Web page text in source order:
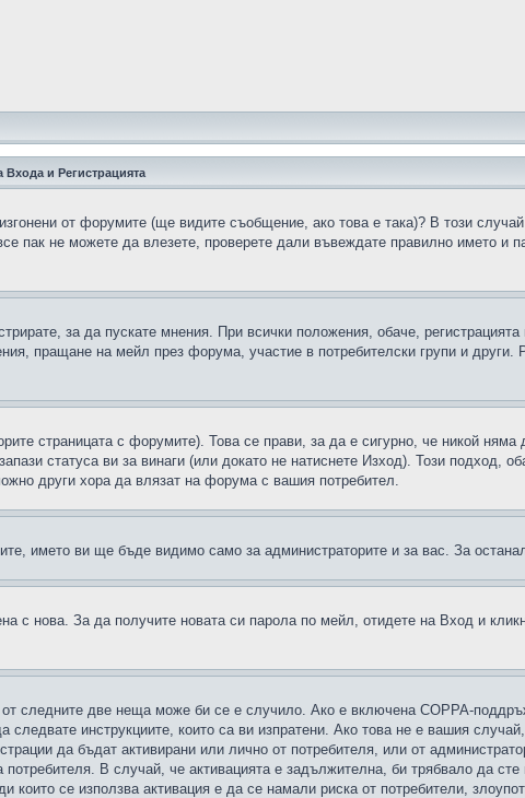
Входа и Регистрацията
от форумите (ще видите съобщение, ако това е така)? В този
пак не можете да влезете, проверете дали въвеждате правилно името и
за да пускате мнения. При всички положения, обаче,
пращане на мейл през форума, участие в потребителски групи и други.
страницата с форумите). Това се прави, за да е сигурно, че никой
статуса ви за винаги (или докато не натиснете Изход). Този подход,
други хора да влязат на форума с вашия потребител.
името ви ще бъде видимо само за администраторите и за вас. За
с нова. За да получите новата си парола по мейл, отидете на Вход и
следните две неща може би се е случило. Ако е включена COPPA-
следвате инструкциите, които са ви изпратени. Ако това не е вашия
да бъдат активирани или лично от потребителя, или от
В случай, че активацията е задължителна, би трябвало да
се използва активация е да се намали риска от потребители,